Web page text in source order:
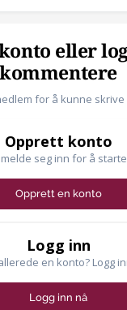
eller
kommentere
for å kunne
Opprett konto
seg inn for å
Opprett en konto
Logg inn
en konto? Logg
Logg inn nå